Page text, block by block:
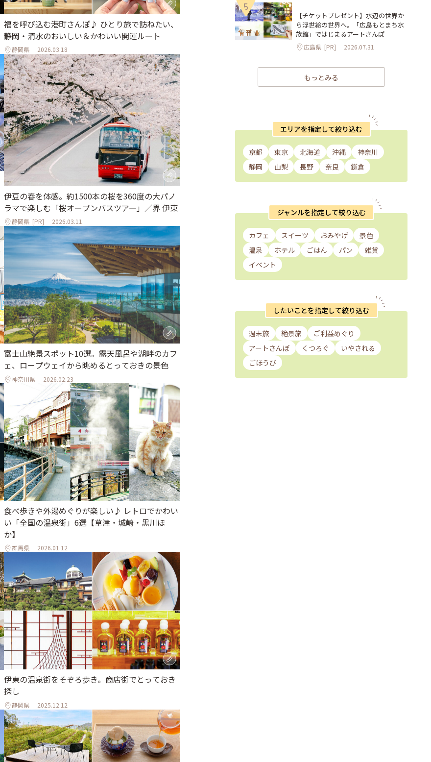
福を呼び込む港町さんぽ♪ ひとり旅で訪ねたい、
静岡・清水のおいしい＆かわいい開運ルート
静岡県 2026.03.18
伊豆の春を体感。約1500本の桜を360度の大パノ
ラマで楽しむ「桜オープンバスツアー」／界 伊東
静岡県 [PR] 2026.03.11
富士山絶景スポット10選。露天風呂や湖畔のカフ
ェ、ロープウェイから眺めるとっておきの景色
神奈川県 2026.02.23
食べ歩きや外湯めぐりが楽しい♪ レトロでかわい
い「全国の温泉街」6選【草津・城崎・黒川ほ
か】
群馬県 2026.01.12
伊東の温泉街をそぞろ歩き。商店街でとっておき
探し
静岡県 2025.12.12
5
【チケットプレゼント】水辺の世界か
ら浮世絵の世界へ。「広島もとまち水
族館」ではじまるアートさんぽ
広島県 [PR] 2026.07.31
もっとみる
エリアを指定して絞り込む
京都 東京 北海道 沖縄
神奈川
静岡
山梨 長野 奈良 鎌倉
ジャンルを指定して絞り込む
カフェ スイーツ おみやげ
景色
温泉
ホテル ごはん パン
雑貨
イベント
したいことを指定して絞り込む
週末旅 絶景旅
ご利益めぐり
アートさんぽ
くつろぐ
いやされる
ごほうび